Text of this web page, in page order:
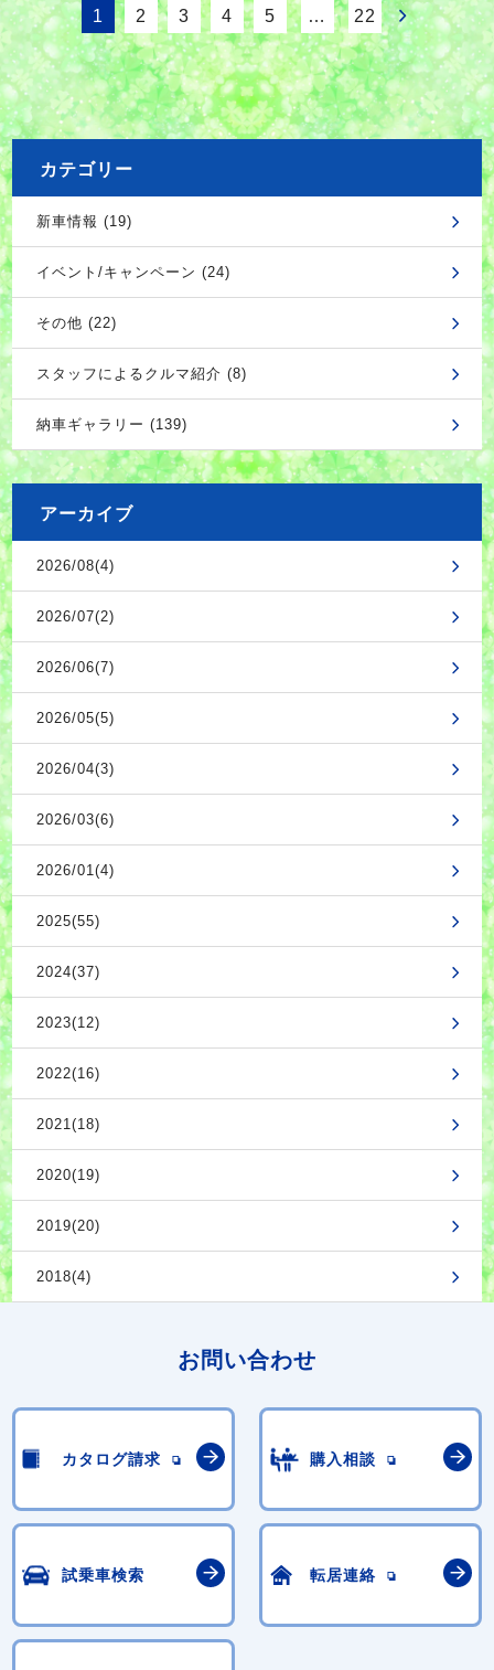
1 2 3 4 5 … 22
カテゴリー
新車情報 (19)
イベント/キャンペーン (24)
その他 (22)
スタッフによるクルマ紹介 (8)
納車ギャラリー (139)
アーカイブ
2026/08(4)
2026/07(2)
2026/06(7)
2026/05(5)
2026/04(3)
2026/03(6)
2026/01(4)
2025(55)
2024(37)
2023(12)
2022(16)
2021(18)
2020(19)
2019(20)
2018(4)
お問い合わせ
カタログ請求 購入相談
試乗車検索 転居連絡